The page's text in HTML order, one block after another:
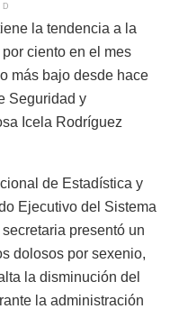
la tendencia a la
ciento en el mes
más bajo desde hace
Seguridad y
Icela Rodríguez
de Estadística y
Ejecutivo del Sistema
presentó un
dolosos por sexenio,
la disminución del
la administración